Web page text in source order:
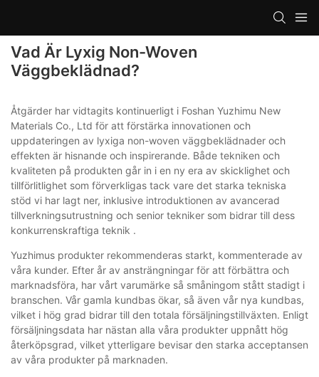
Vad Är Lyxig Non-Woven
Väggbeklädnad?
Åtgärder har vidtagits kontinuerligt i Foshan Yuzhimu New
Materials Co., Ltd för att förstärka innovationen och
uppdateringen av lyxiga non-woven väggbeklädnader och
effekten är hisnande och inspirerande. Både tekniken och
kvaliteten på produkten går in i en ny era av skicklighet och
tillförlitlighet som förverkligas tack vare det starka tekniska
stöd vi har lagt ner, inklusive introduktionen av avancerad
tillverkningsutrustning och senior tekniker som bidrar till dess
konkurrenskraftiga teknik .
Yuzhimus produkter rekommenderas starkt, kommenterade av
våra kunder. Efter år av ansträngningar för att förbättra och
marknadsföra, har vårt varumärke så småningom stått stadigt i
branschen. Vår gamla kundbas ökar, så även vår nya kundbas,
vilket i hög grad bidrar till den totala försäljningstillväxten. Enligt
försäljningsdata har nästan alla våra produkter uppnått hög
återköpsgrad, vilket ytterligare bevisar den starka acceptansen
av våra produkter på marknaden.